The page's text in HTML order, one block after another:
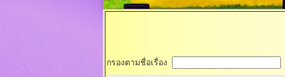
กรองตามชื่อเรื่อง